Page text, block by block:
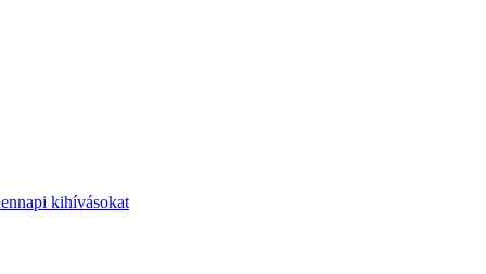
kihívásokat